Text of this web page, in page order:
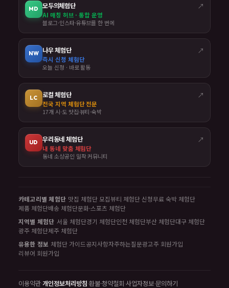
MD 모두의체험단 ↗
AI 매칭 허브 · 통합 운영
블로그·인스타·유튜브를 한 번에
NW 나우 체험단 ↗
즉시 신청 체험단
오늘 신청 · 바로 활동
LC 로컬 체험단 ↗
전국 지역 체험단 전문
17개 시·도 맛집·뷰티·숙박
UD 우리동네 체험단 ↗
내 동네 맞춤 체험단
동네 소상공인 밀착 커뮤니티
카테고리별 체험단 맛집 체험단 모집뷰티 체험단 신청무료 숙박 체험단
제품 체험단배송 체험단문화·스포츠 체험단
지역별 체험단 서울 체험단경기 체험단인천 체험단부산 체험단대구 체험단
광주 체험단제주 체험단
유용한 정보 체험단 가이드공지사항자주하는질문광고주 회원가입
리뷰어 회원가입
이용약관·개인정보처리방침·환불·청약철회·사업자정보·문의하기